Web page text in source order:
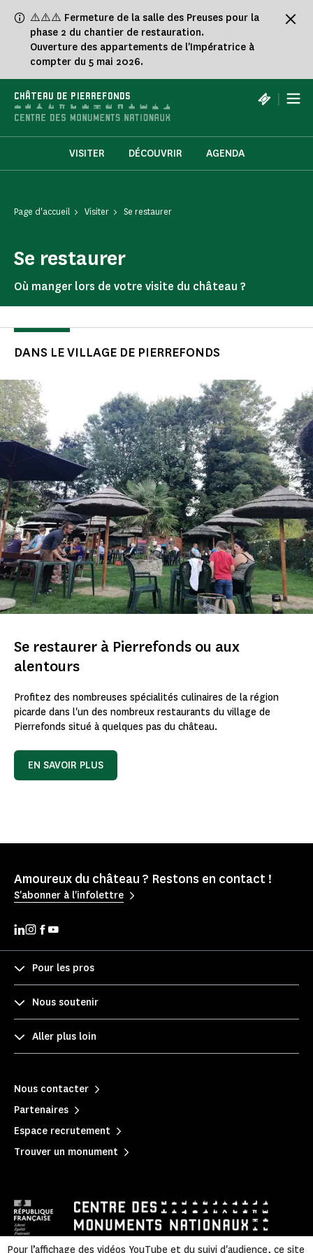
⚠️⚠️⚠️ Fermeture de la salle des Preuses pour la
phase 2 du chantier de restauration.
Ouverture des appartements de l'Impératrice à
compter du 5 mai 2026.
CHÂTEAU DE PIERREFONDS |
VISITER DÉCOUVRIR AGENDA
Page d'accueil Visiter Se restaurer
Se restaurer
Où manger lors de votre visite du château ?
DANS LE VILLAGE DE PIERREFONDS
Se restaurer à Pierrefonds ou aux
alentours
Profitez des nombreuses spécialités culinaires de la région
picarde dans l'un des nombreux restaurants du village de
Pierrefonds situé à quelques pas du château.
EN SAVOIR PLUS
Amoureux du château ? Restons en contact !
S'abonner à l'infolettre
Pour les pros
Nous soutenir
Aller plus loin
Nous contacter
Partenaires
Espace recrutement
Trouver un monument
Pour l’affichage des vidéos YouTube et du suivi d'audience, ce site